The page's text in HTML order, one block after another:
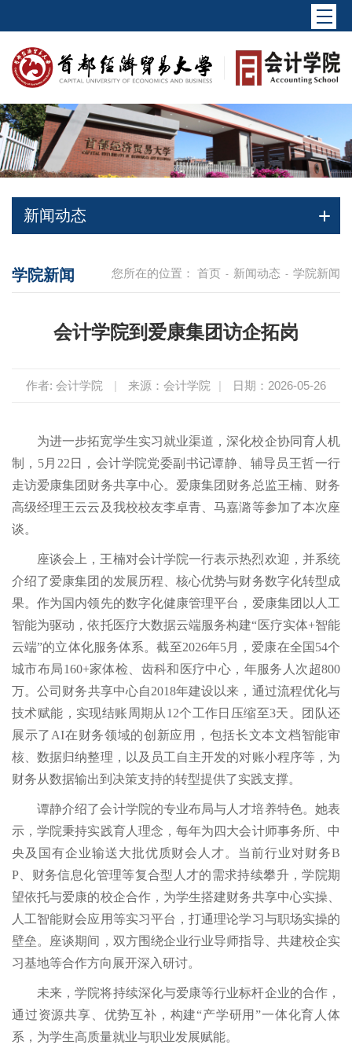
新闻动态
您所在的位置： 首页 - 新闻动态 - 学院新闻
学院新闻
会计学院到爱康集团访企拓岗
作者: 会计学院 | 来源：会计学院 | 日期：2026-05-26
为进一步拓宽学生实习就业渠道，深化校企协同育人机
制，5月22日，会计学院党委副书记谭静、辅导员王哲一行
走访爱康集团财务共享中心。爱康集团财务总监王楠、财务
高级经理王云云及我校校友李卓青、马嘉潞等参加了本次座
谈。
座谈会上，王楠对会计学院一行表示热烈欢迎，并系统
介绍了爱康集团的发展历程、核心优势与财务数字化转型成
果。作为国内领先的数字化健康管理平台，爱康集团以人工
智能为驱动，依托医疗大数据云端服务构建“医疗实体+智能
云端”的立体化服务体系。截至2026年5月，爱康在全国54个
城市布局160+家体检、齿科和医疗中心，年服务人次超800
万。公司财务共享中心自2018年建设以来，通过流程优化与
技术赋能，实现结账周期从12个工作日压缩至3天。团队还
展示了AI在财务领域的创新应用，包括长文本文档智能审
核、数据归纳整理，以及员工自主开发的对账小程序等，为
财务从数据输出到决策支持的转型提供了实践支撑。
谭静介绍了会计学院的专业布局与人才培养特色。她表
示，学院秉持实践育人理念，每年为四大会计师事务所、中
央及国有企业输送大批优质财会人才。当前行业对财务B
P、财务信息化管理等复合型人才的需求持续攀升，学院期
望依托与爱康的校企合作，为学生搭建财务共享中心实操、
人工智能财会应用等实习平台，打通理论学习与职场实操的
壁垒。座谈期间，双方围绕企业行业导师指导、共建校企实
习基地等合作方向展开深入研讨。
未来，学院将持续深化与爱康等行业标杆企业的合作，
通过资源共享、优势互补，构建“产学研用”一体化育人体
系，为学生高质量就业与职业发展赋能。